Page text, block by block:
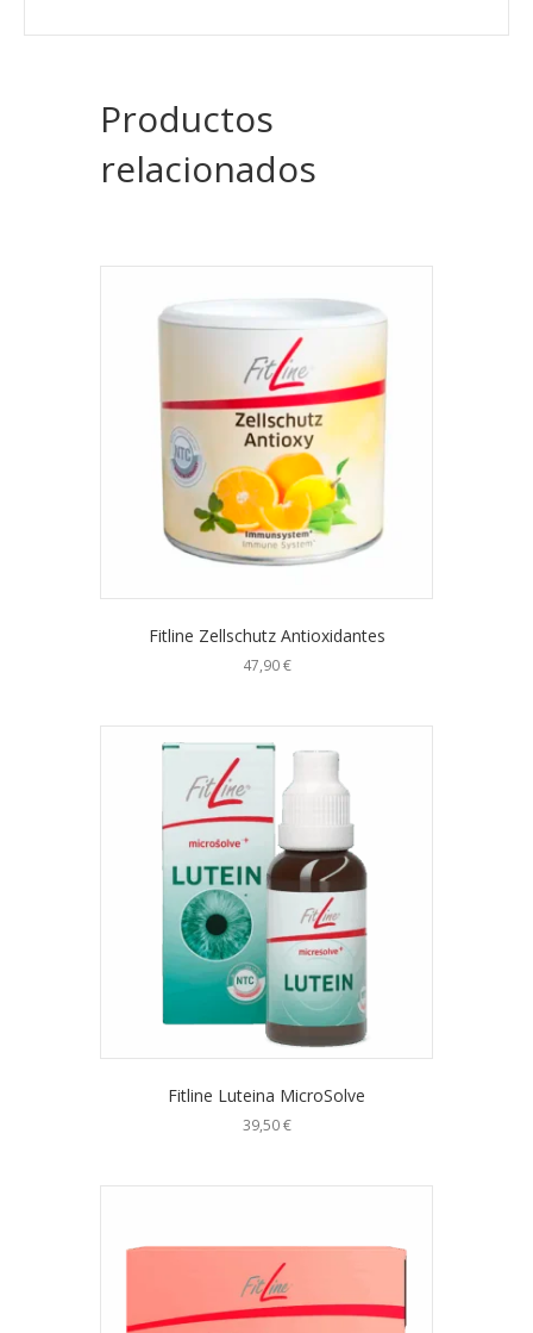
Productos
relacionados
Fitline Zellschutz Antioxidantes
47,90€
Fitline Luteina MicroSolve
39,50€